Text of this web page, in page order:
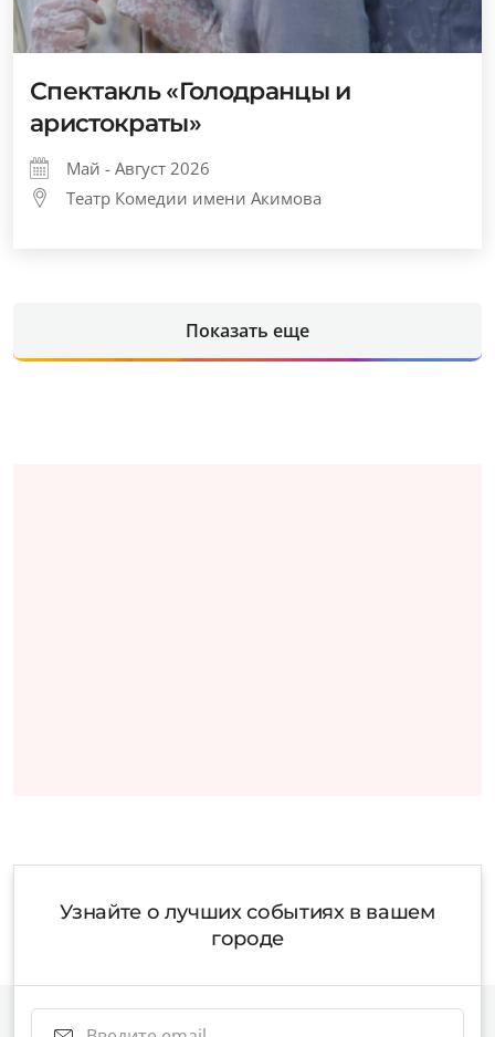
Спектакль «Голодранцы и
аристократы»
Май - Август 2026
Театр Комедии имени Акимова
Показать еще
Узнайте о лучших событиях в вашем
городе